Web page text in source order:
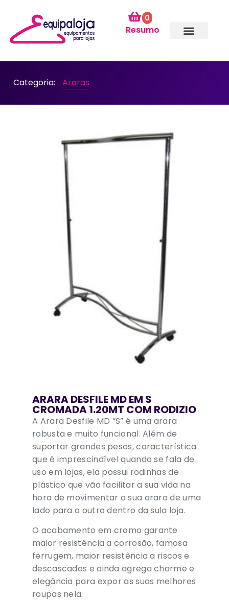
0
Resumo
Categoria: Araras
ARARA DESFILE MD EM S
CROMADA 1.20MT COM RODIZIO
A Arara Desfile MD “S” é uma arara
robusta e muito funcional. Além de
suportar grandes pesos, característica
que é imprescindível quando se fala de
uso em lojas, ela possui rodinhas de
plástico que vão facilitar a sua vida na
hora de movimentar a sua arara de uma
lado para o outro dentro da sula loja.
O acabamento em cromo garante
maior resistência a corrosão, famosa
ferrugem, maior resistência a riscos e
descascados e ainda agrega charme e
elegância para expor as suas melhores
roupas nela.